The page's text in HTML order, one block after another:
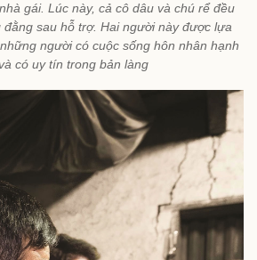
gái. Lúc này, cả cô dâu và chú rể đều
sau hỗ trợ. Hai người này được lựa
người có cuộc sống hôn nhân hạnh
có uy tín trong bản làng